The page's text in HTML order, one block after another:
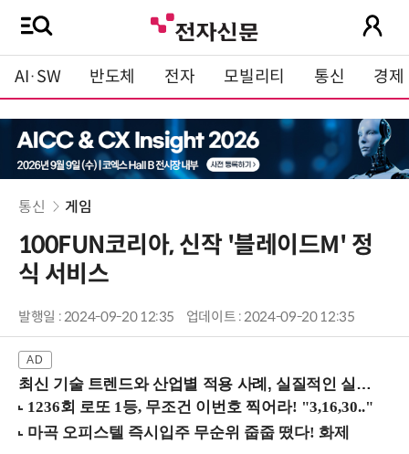
AI·SW 반도체 전자 모빌리티 통신 경제
통신 게임
100FUN코리아, 신작 '블레이드M' 정
식 서비스
발행일 : 2024-09-20 12:35 업데이트 : 2024-09-20 12:35
최신 기술 트렌드와 산업별 적용 사례, 실질적인 실행 전략을 공유 (9/18 양재역)